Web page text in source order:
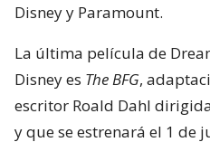
Disney y Paramount.
La última película de
Disney es The BFG,
escritor Roald Dahl
y que se estrenará el 1 de